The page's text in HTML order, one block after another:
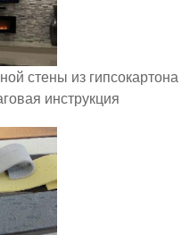
стены из гипсокартона
инструкция